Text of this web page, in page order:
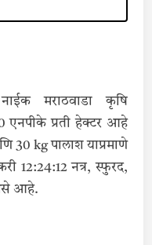
मराठवाडा कृषि
एनपीके प्रती हेक्टर आहे
30 kg पालाश याप्रमाणे
12:24:12 नत्र, स्फुरद,
असे आहे.